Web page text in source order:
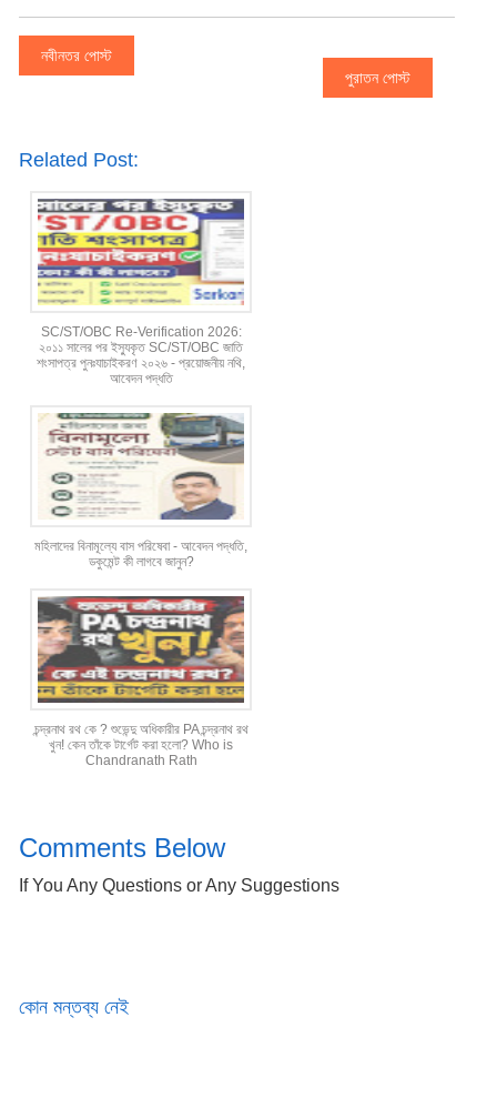
নবীনতর পোস্ট
পুরাতন পোস্ট
Related Post:
SC/ST/OBC Re-Verification 2026:
২০১১ সালের পর ইস্যুকৃত SC/ST/OBC জাতি
শংসাপত্র পুনঃযাচাইকরণ ২০২৬ - প্রয়োজনীয় নথি,
আবেদন পদ্ধতি
মহিলাদের বিনামূল্যে বাস পরিষেবা - আবেদন পদ্ধতি,
ডকুমেন্ট কী লাগবে জানুন?
চন্দ্রনাথ রথ কে ? শুভেন্দু অধিকারীর PA চন্দ্রনাথ রথ
খুন! কেন তাঁকে টার্গেট করা হলো? Who is
Chandranath Rath
Comments Below
If You Any Questions or Any Suggestions
কোন মন্তব্য নেই